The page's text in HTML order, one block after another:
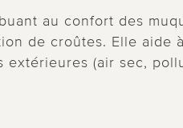
au confort des
de croûtes. Elle aide
extérieures (air sec,